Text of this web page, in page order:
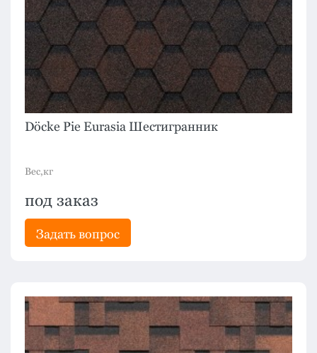
Döcke Pie Eurasia Шестигранник
Вес,кг
под заказ
Задать вопрос